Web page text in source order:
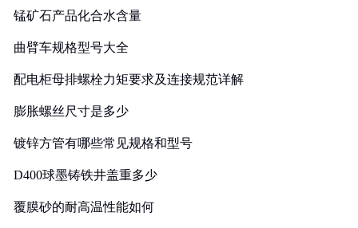
锰矿石产品化合水含量
曲臂车规格型号大全
配电柜母排螺栓力矩要求及连接规范详解
膨胀螺丝尺寸是多少
镀锌方管有哪些常见规格和型号
D400球墨铸铁井盖重多少
覆膜砂的耐高温性能如何